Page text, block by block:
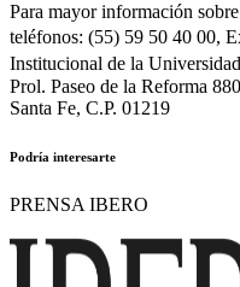
Para mayor información
teléfonos: (55) 59 50 40 00,
Institucional de la
Prol. Paseo de la Reforma
Santa Fe, C.P. 01219
Podría interesarte
PRENSA IBERO